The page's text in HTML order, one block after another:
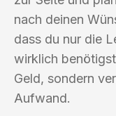
nach deinen
dass du nur die
wirklich
Geld, sondern
Aufwand.